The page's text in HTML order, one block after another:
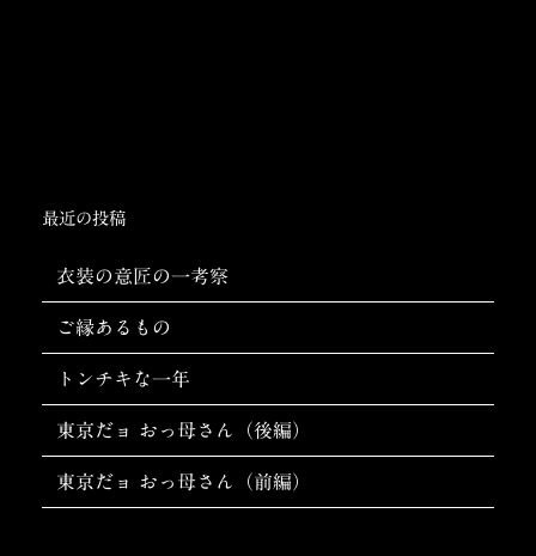
最近の投稿
衣装の意匠の一考察
ご縁あるもの
トンチキな一年
東京だョ おっ母さん（後編）
東京だョ おっ母さん（前編）